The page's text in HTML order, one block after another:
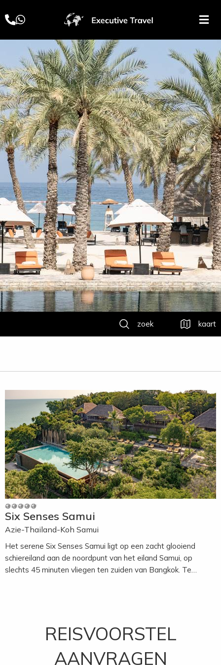
zoek kaart
Six Senses Samui
Azie-Thailand-Koh Samui
Het serene Six Senses Samui ligt op een zacht glooiend
schiereiland aan de noordpunt van het eiland Samui, op
slechts 45 minuten vliegen ten zuiden van Bangkok. Te
restaurants en drie goed gevulde bars. Tot de culinaire
hoogtepunten behoort het meervoudig bekroonde Dining on
the Rocks. Daarnaast biedt de gerenommeerde Six Senses
REISVOORSTEL
AANVRAGEN